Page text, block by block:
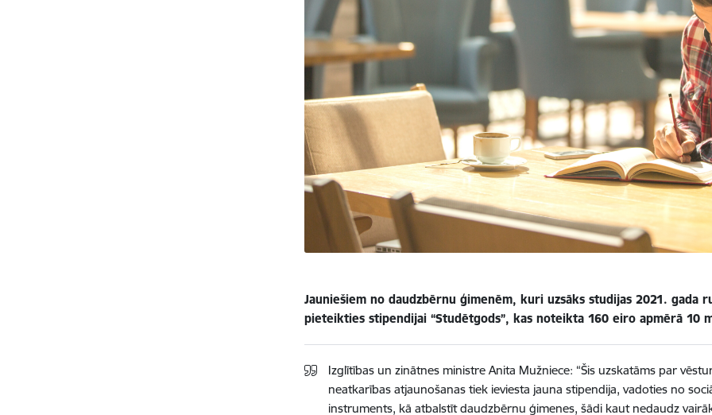
Jauniešiem no daudzbērnu ģimenēm, kuri uzsāks studijas 2021. gada
pieteikties stipendijai “Studētgods”, kas noteikta 160 eiro apmērā 10
Izglītības un zinātnes ministre Anita Mužniece: “Šis uzskatāms par
neatkarības atjaunošanas tiek ieviesta jauna stipendija, vadoties no
instruments, kā atbalstīt daudzbērnu ģimenes, šādi kaut nedaudz